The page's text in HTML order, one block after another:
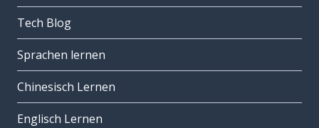
Tech Blog
Sprachen lernen
Chinesisch Lernen
Englisch Lernen